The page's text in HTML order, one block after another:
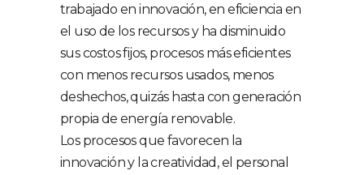
trabajado en innovación, en eficiencia en
el uso de los recursos y ha disminuido
sus costos fijos, procesos más eficientes
con menos recursos usados, menos
deshechos, quizás hasta con generación
propia de energía renovable.
Los procesos que favorecen la
innovación y la creatividad, el personal